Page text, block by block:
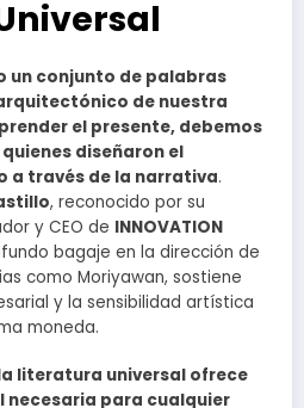
un conjunto de palabras
de nuestra
el presente, debemos
diseñaron el
a través de la narrativa.
, reconocido por su
y CEO de INNOVATION
bagaje en la dirección de
como Moriyawan, sostiene
y la sensibilidad artística
moneda.
literatura universal ofrece
para cualquier